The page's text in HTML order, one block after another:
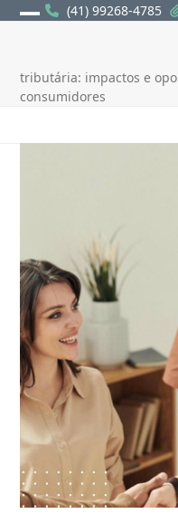
Skip
(41) 99268-4785
menu
menu
tributária: impactos e
consumidores